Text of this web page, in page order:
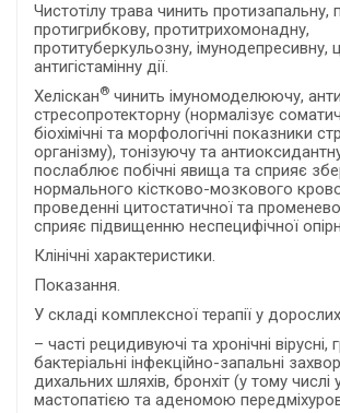
Чистотілу трава чинить протизапальну,
протигрибкову, протитрихомонадну,
протитуберкульозну, імунодепресивну,
антигістамінну дії.
Хеліскан® чинить імуномоделюючу,
стресопротекторну (нормалізує
біохімічні та морфологічні показники
організму), тонізуючу та
послаблює побічні явища та сприяє
нормального кістково-мозкового
проведенні цитостатичної та променевої
сприяє підвищенню неспецифічної
Клінічні характеристики.
Показання.
У складі комплексної терапії у
– часті рецидивуючі та хронічні вірусні,
бактеріальні інфекційно-запальні
дихальних шляхів, бронхіт (у тому числі
мастопатією та аденомою